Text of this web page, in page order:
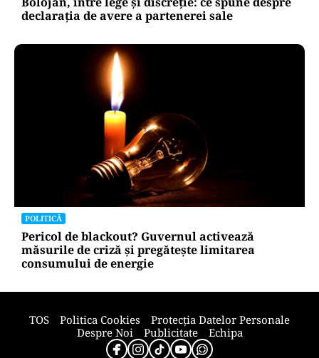
Bolojan, între lege și discreție: ce spune despre
declarația de avere a partenerei sale